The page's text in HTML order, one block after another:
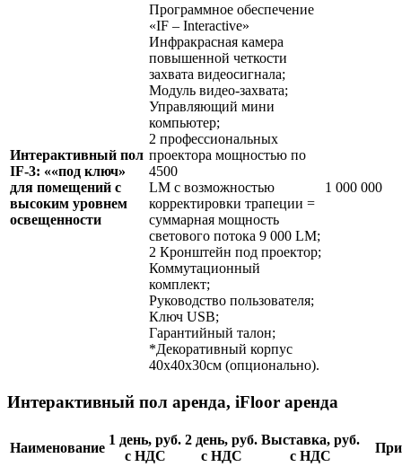
Интерактивный пол
IF-3: ««под ключ»
для помещений с
высоким уровнем
освещенности
Программное обеспечение
«IF – Interactive»
Инфракрасная камера
повышенной четкости
захвата видеосигнала;
Модуль видео-захвата;
Управляющий мини
компьютер;
2 профессиональных
проектора мощностью по
4500
LM с возможностью
корректировки трапеции =
суммарная мощность
светового потока 9 000 LM;
2 Кронштейн под проектор;
Коммутационный
комплект;
Руководство пользователя;
Ключ USB;
Гарантийный талон;
*Декоративный корпус
40х40х30см (опционально).
1 000 000
Интерактивный пол аренда, iFloor аренда
Наименование
1 день, руб.
с НДС
2 день, руб.
с НДС
Выставка, руб.
с НДС